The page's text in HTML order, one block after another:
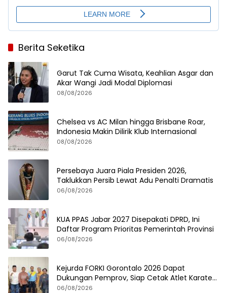
Berita Seketika
Garut Tak Cuma Wisata, Keahlian Asgar dan
Akar Wangi Jadi Modal Diplomasi
08/08/2026
Chelsea vs AC Milan hingga Brisbane Roar,
Indonesia Makin Dilirik Klub Internasional
08/08/2026
Persebaya Juara Piala Presiden 2026,
Taklukkan Persib Lewat Adu Penalti Dramatis
06/08/2026
KUA PPAS Jabar 2027 Disepakati DPRD, Ini
Daftar Program Prioritas Pemerintah Provinsi
06/08/2026
Kejurda FORKI Gorontalo 2026 Dapat
Dukungan Pemprov, Siap Cetak Atlet Karate
Berprestasi
06/08/2026